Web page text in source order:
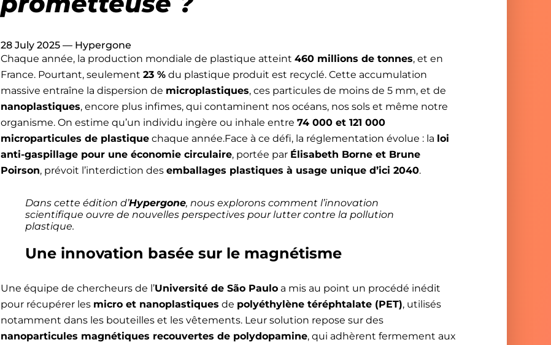
28 July 2025 — Hypergone
Chaque année, la production mondiale de plastique atteint 460 millions de tonnes, et en
France. Pourtant, seulement 23 % du plastique produit est recyclé. Cette accumulation
massive entraîne la dispersion de microplastiques, ces particules de moins de 5 mm, et de
nanoplastiques, encore plus infimes, qui contaminent nos océans, nos sols et même notre
organisme. On estime qu’un individu ingère ou inhale entre 74 000 et 121 000
microparticules de plastique chaque année.Face à ce défi, la réglementation évolue : la loi
anti-gaspillage pour une économie circulaire, portée par Élisabeth Borne et Brune
Poirson, prévoit l’interdiction des emballages plastiques à usage unique d’ici 2040.
Dans cette édition d’Hypergone, nous explorons comment l’innovation
scientifique ouvre de nouvelles perspectives pour lutter contre la pollution
plastique.
Une innovation basée sur le magnétisme
Une équipe de chercheurs de l’Université de São Paulo a mis au point un procédé inédit
pour récupérer les micro et nanoplastiques de polyéthylène téréphtalate (PET), utilisés
notamment dans les bouteilles et les vêtements. Leur solution repose sur des
nanoparticules magnétiques recouvertes de polydopamine, qui adhèrent fermement aux
BONJOUR MADECA !